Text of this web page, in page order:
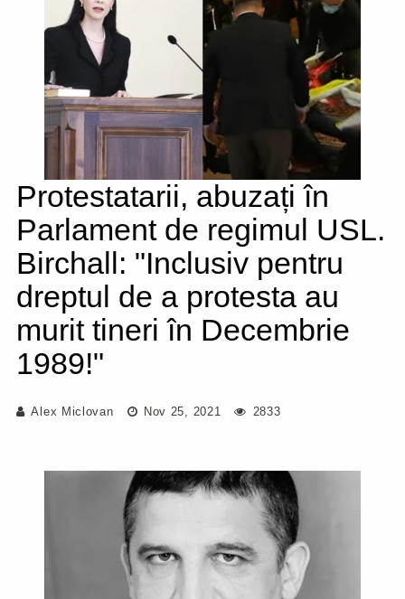
Protestatarii, abuzați în
Parlament de regimul USL.
Birchall: "Inclusiv pentru
dreptul de a protesta au
murit tineri în Decembrie
1989!"
Alex Miclovan Nov 25, 2021 2833